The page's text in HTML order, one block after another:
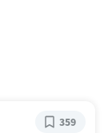
359